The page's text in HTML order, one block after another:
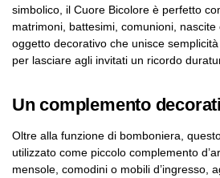
simbolico, il Cuore Bicolore è perfetto
matrimoni, battesimi, comunioni, nascite
oggetto decorativo che unisce
per lasciare agli invitati un ricordo
Un complemento
Oltre alla funzione di bomboniera,
utilizzato come piccolo complemento
mensole, comodini o mobili d’ingresso,